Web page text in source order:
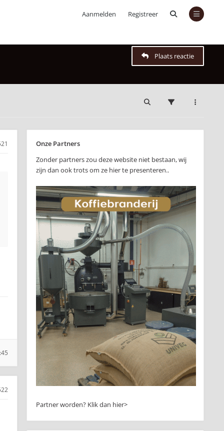
Aanmelden Registreer
Plaats reactie
Onze Partners
Zonder partners zou deze website niet bestaan, wij
zijn dan ook trots om ze hier te presenteren..
Partner worden? Klik dan hier>